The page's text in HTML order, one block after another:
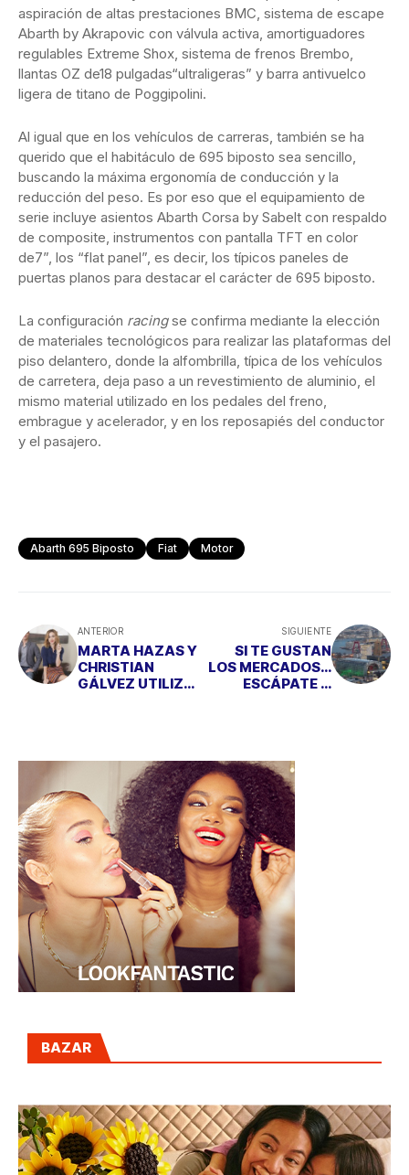
aspiración de altas prestaciones BMC, sistema de escape
Abarth by Akrapovic con válvula activa, amortiguadores
regulables Extreme Shox, sistema de frenos Brembo,
llantas OZ de18 pulgadas“ultraligeras” y barra antivuelco
ligera de titano de Poggipolini.
Al igual que en los vehículos de carreras, también se ha
querido que el habitáculo de 695 biposto sea sencillo,
buscando la máxima ergonomía de conducción y la
reducción del peso. Es por eso que el equipamiento de
serie incluye asientos Abarth Corsa by Sabelt con respaldo
de composite, instrumentos con pantalla TFT en color
de7”, los “flat panel”, es decir, los típicos paneles de
puertas planos para destacar el carácter de 695 biposto.
La configuración racingse confirma mediante la elección
de materiales tecnológicos para realizar las plataformas del
piso delantero, donde la alfombrilla, típica de los vehículos
de carretera, deja paso a un revestimiento de aluminio, el
mismo material utilizado en los pedales del freno,
embrague y acelerador, y en los reposapiés del conductor
y el pasajero.
Abarth 695 Biposto Fiat Motor
ANTERIOR
MARTA HAZAS Y
CHRISTIAN
GÁLVEZ UTILIZAN
SIGUIENTE
SI TE GUSTAN
LOS MERCADOS…
ESCÁPATE A
BAZAR